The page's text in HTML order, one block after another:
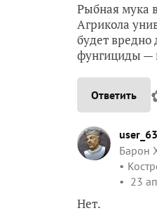
Рыбная мука
Агрикола
будет вредно
фунгициды —
Ответить
Барон
23
Нет.